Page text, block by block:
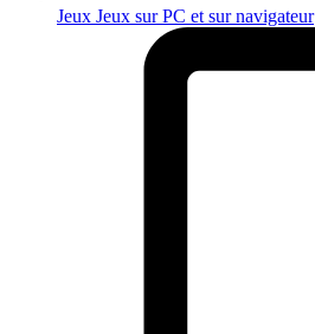
Jeux Jeux sur PC et sur navigateur